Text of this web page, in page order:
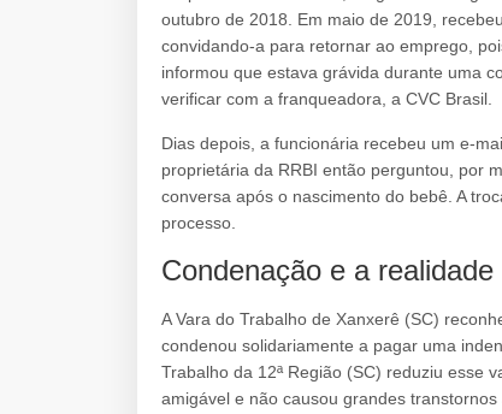
outubro de 2018. Em maio de 2019,
convidando-a para retornar ao emprego,
informou que estava grávida durante uma
verificar com a franqueadora, a CVC Brasil.
Dias depois, a funcionária recebeu um e-
proprietária da RRBI então perguntou, por
conversa após o nascimento do bebê. A
processo.
Condenação e a
A Vara do Trabalho de Xanxerê (SC)
condenou solidariamente a pagar uma
Trabalho da 12ª Região (SC) reduziu esse
amigável e não causou grandes